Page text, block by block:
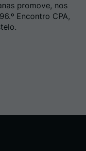
promove, nos
Encontro CPA,